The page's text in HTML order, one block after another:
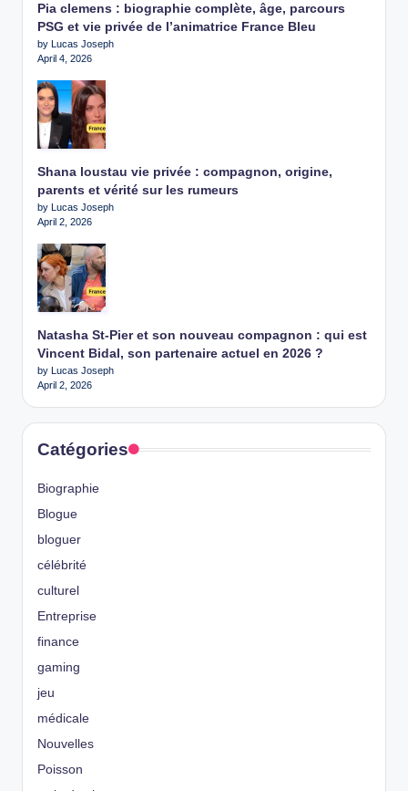
Pia clemens : biographie complète, âge, parcours
PSG et vie privée de l’animatrice France Bleu
by Lucas Joseph
April 4, 2026
Shana loustau vie privée : compagnon, origine,
parents et vérité sur les rumeurs
by Lucas Joseph
April 2, 2026
Natasha St-Pier et son nouveau compagnon : qui est
Vincent Bidal, son partenaire actuel en 2026 ?
by Lucas Joseph
April 2, 2026
Catégories
Biographie
Blogue
bloguer
célébrité
culturel
Entreprise
finance
gaming
jeu
médicale
Nouvelles
Poisson